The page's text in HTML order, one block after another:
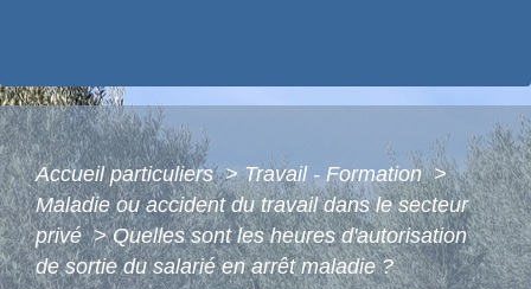
Accueil particuliers> Travail - Formation>
Maladie ou accident du travail dans le secteur
privé> Quelles sont les heures d'autorisation
de sortie du salarié en arrêt maladie ?